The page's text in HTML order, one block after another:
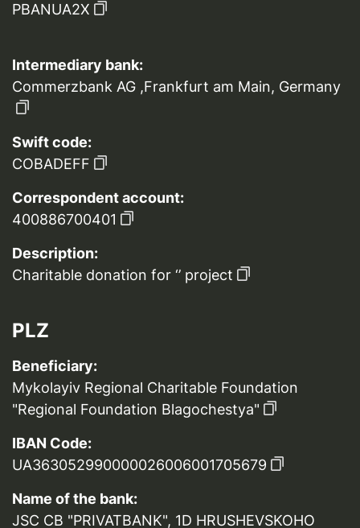
PBANUA2X
Intermediary bank:
Commerzbank AG ,Frankfurt am Main, Germany
Swift code:
COBADEFF
Correspondent account:
400886700401
Description:
Charitable donation for ‘’ project
PLZ
Beneficiary:
Mykolayiv Regional Charitable Foundation
"Regional Foundation Blagochestya"
IBAN Code:
UA363052990000026006001705679
Name of the bank:
JSC CB "PRIVATBANK", 1D HRUSHEVSKOHO